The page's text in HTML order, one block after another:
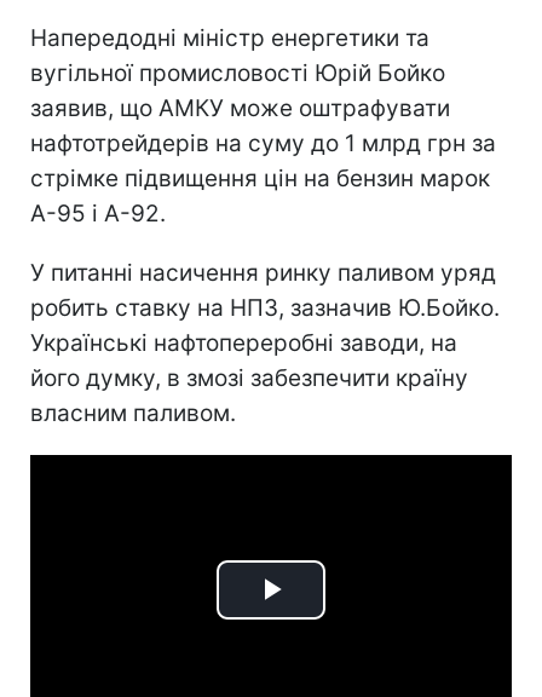
Напередодні міністр енергетики та
вугільної промисловості Юрій Бойко
заявив, що АМКУ може оштрафувати
нафтотрейдерів на суму до 1 млрд грн за
стрімке підвищення цін на бензин марок
А-95 і А-92.
У питанні насичення ринку паливом уряд
робить ставку на НПЗ, зазначив Ю.Бойко.
Українські нафтопереробні заводи, на
його думку, в змозі забезпечити країну
власним паливом.
Play